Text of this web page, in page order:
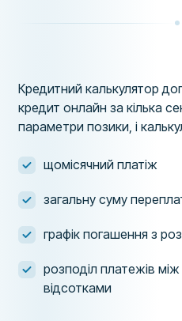
Кредитний калькулятор
кредит онлайн за кілька
параметри позики, і
щомісячний платіж
загальну суму
графік погашення з
розподіл платежів
відсотками